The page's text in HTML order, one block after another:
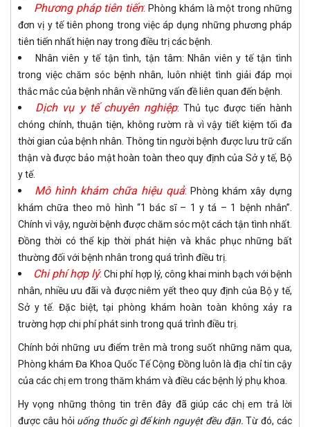
Phương pháp tiên tiến: Phòng khám là một trong những
đơn vị y tế tiên phong trong việc áp dụng những phương pháp
tiên tiến nhất hiện nay trong điều trị các bệnh.
Nhân viên y tế tận tình, tận tâm: Nhân viên y tế tận tình
trong việc chăm sóc bệnh nhân, luôn nhiệt tình giải đáp mọi
thắc mắc của bệnh nhân về những vấn đề liên quan đến bệnh.
Dịch vụ y tế chuyên nghiệp: Thủ tục được tiến hành
chóng chính, thuận tiện, không rườm rà vì vậy tiết kiệm tối đa
thời gian của bệnh nhân. Thông tin người bệnh được lưu trữ cẩn
thận và được bảo mật hoàn toàn theo quy định của Sở y tế, Bộ
y tế.
Mô hình khám chữa hiệu quả: Phòng khám xây dựng
khám chữa theo mô hình “1 bác sĩ – 1 y tá – 1 bệnh nhân”.
Chính vì vậy, người bệnh được chăm sóc một cách tận tình nhất.
Đồng thời có thể kịp thời phát hiện và khắc phục những bất
thường đối với bệnh nhân trong quá trình điều trị.
Chi phí hợp lý: Chi phí hợp lý, công khai minh bạch với bệnh
nhân, nhiều ưu đãi và được niêm yết theo quy định của Bộ y tế,
Sở y tế. Đặc biệt, tại phòng khám hoàn toàn không xảy ra
trường hợp chi phí phát sinh trong quá trình điều trị.
Chính bởi những ưu điểm trên mà trong suốt những năm qua,
Phòng khám Đa Khoa Quốc Tế Cộng Đồng luôn là địa chỉ tin cậy
của các chị em trong thăm khám và điều các bệnh lý phụ khoa.
Hy vọng những thông tin trên đây đã giúp các chị em trả lời
được câu hỏi uống thuốc gì để kinh nguyệt đều đặn. Từ đó, các